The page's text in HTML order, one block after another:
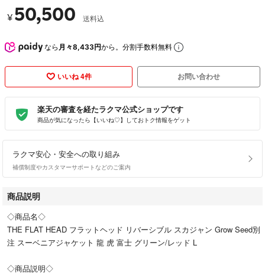
¥ 50,500 送料込
なら 月々8,433円から。分割手数料無料
いいね 4件 お問い合わせ
楽天の審査を経たラクマ公式ショップです
商品が気になったら【いいね♡】しておトク情報をゲット
ラクマ安心・安全への取り組み
補償制度やカスタマーサポートなどのご案内
商品説明
◇商品名◇
THE FLAT HEAD フラットヘッド リバーシブル スカジャン Grow Seed別
注 スーベニアジャケット 龍 虎 富士 グリーン/レッド L
◇商品説明◇